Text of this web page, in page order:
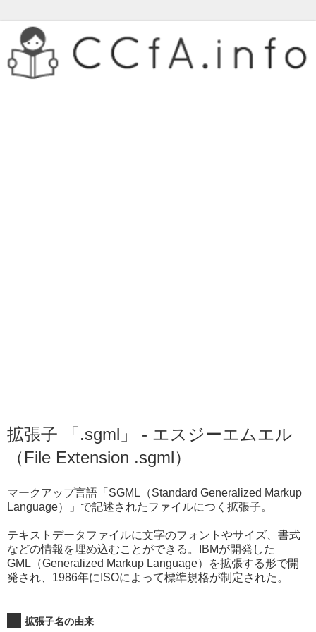
拡張子 「.sgml」 - エスジーエムエル
（File Extension .sgml）
マークアップ言語「SGML（Standard Generalized Markup
Language）」で記述されたファイルにつく拡張子。
テキストデータファイルに文字のフォントやサイズ、書式
などの情報を埋め込むことができる。IBMが開発した
GML（Generalized Markup Language）を拡張する形で開
発され、1986年にISOによって標準規格が制定された。
拡張子名の由来